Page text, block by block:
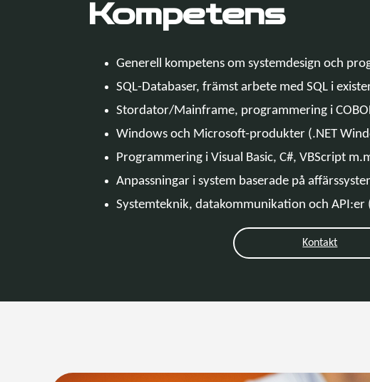
Kompetens
Generell kompetens om systemdesign och
SQL-Databaser, främst arbete med SQL i
Stordator/Mainframe, programmering i
Windows och Microsoft-produkter (.NET
Programmering i Visual Basic, C#, VBScript
Anpassningar i system baserade på
Systemteknik, datakommunikation och API:er
Kontakt